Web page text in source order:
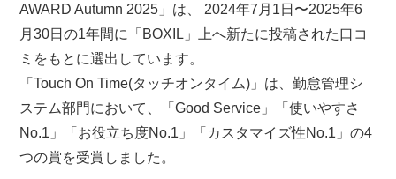
AWARD Autumn 2025」は、 2024年7月1日〜2025年6
月30日の1年間に「BOXIL」上へ新たに投稿された口コ
ミをもとに選出しています。
「Touch On Time(タッチオンタイム)」は、勤怠管理シ
ステム部門において、「Good Service」「使いやすさ
No.1」「お役立ち度No.1」「カスタマイズ性No.1」の4
つの賞を受賞しました。